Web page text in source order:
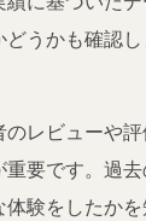
うかも確認し
のレビューや
重要です。過
験をしたかを